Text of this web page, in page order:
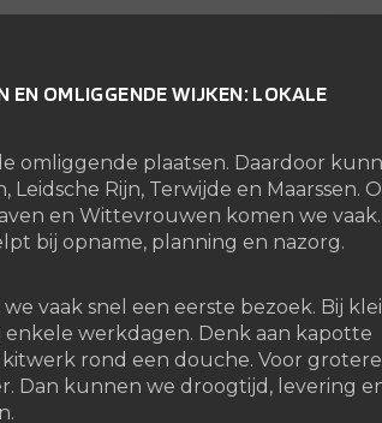
EN OMLIGGENDE WIJKEN: LOKALE
omliggende plaatsen. Daardoor
Rijn, Terwijde en Maarssen.
en Wittevrouwen komen we
bij opname, planning en nazorg.
vaak snel een eerste bezoek. Bij
werkdagen. Denk aan kapotte
rond een douche. Voor grotere
Dan kunnen we droogtijd, levering